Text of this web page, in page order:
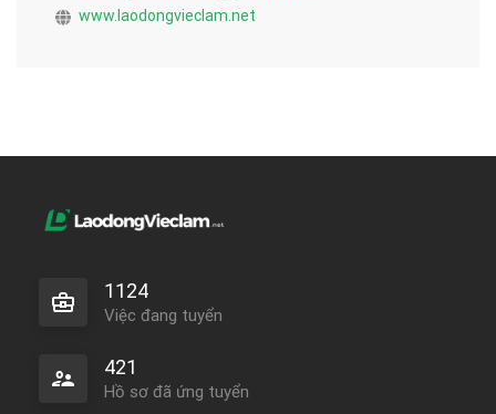
www.laodongvieclam.net
1124
Việc đang tuyển
421
Hồ sơ đã ứng tuyển